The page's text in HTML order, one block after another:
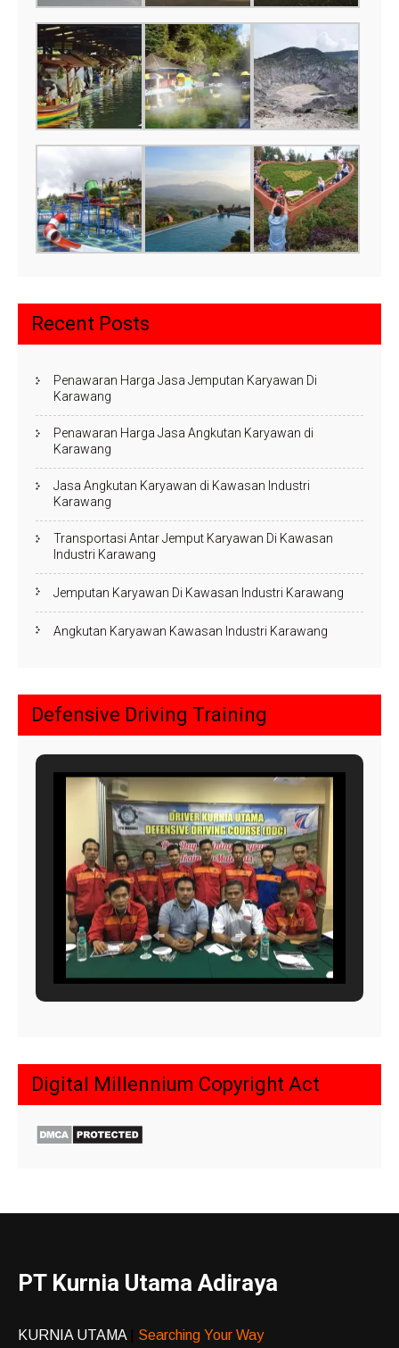
Recent Posts
Penawaran Harga Jasa Jemputan Karyawan Di
Karawang
Penawaran Harga Jasa Angkutan Karyawan di
Karawang
Jasa Angkutan Karyawan di Kawasan Industri
Karawang
Transportasi Antar Jemput Karyawan Di Kawasan
Industri Karawang
Jemputan Karyawan Di Kawasan Industri Karawang
Angkutan Karyawan Kawasan Industri Karawang
Defensive Driving Training
Digital Millennium Copyright Act
PT Kurnia Utama Adiraya
KURNIA UTAMA Searching Your Way